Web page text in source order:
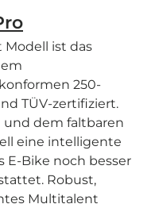
Modell ist das
250-
TÜV-zertifiziert.
und dem faltbaren
eine intelligente
E-Bike noch besser
Robust,
Multitalent